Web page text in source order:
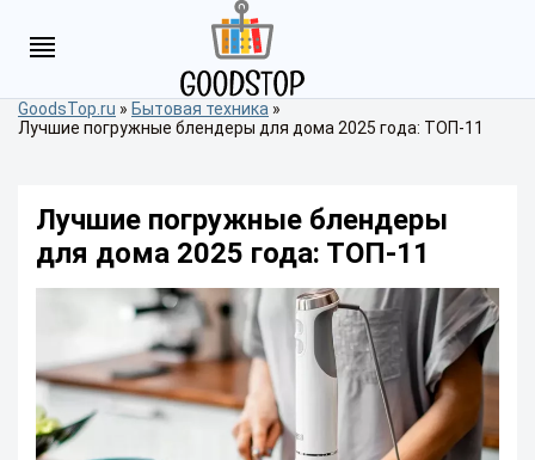
GoodsTop.ru » Бытовая техника »
Лучшие погружные блендеры для дома 2025 года: ТОП-11
Лучшие погружные блендеры
для дома 2025 года: ТОП-11